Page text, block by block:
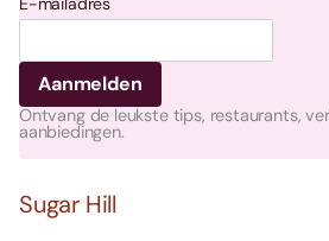
Ontvang de leukste tips, restaurants,
aanbiedingen.
Sugar Hill